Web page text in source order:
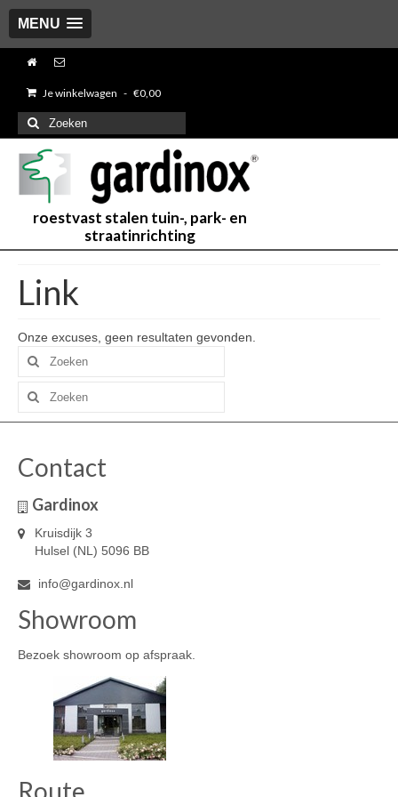
MENU
Je winkelwagen - €0,00
Zoeken
naar:
roestvast stalen tuin-, park- en
straatinrichting
Link
Onze excuses, geen resultaten gevonden.
Zoeken
naar:
Zoeken
naar:
Contact
Gardinox
Kruisdijk 3
Hulsel (NL) 5096 BB
info@gardinox.nl
Showroom
Bezoek showroom op afspraak.
Route